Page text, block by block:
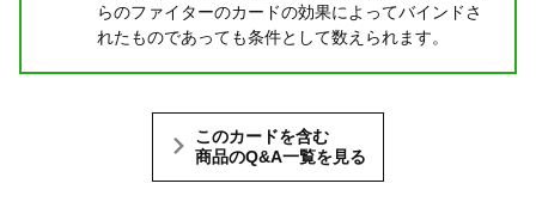
らのファイターのカードの効果によってバインドさ
れたものであっても条件として数えられます。
このカードを含む
商品のQ&A一覧を見る